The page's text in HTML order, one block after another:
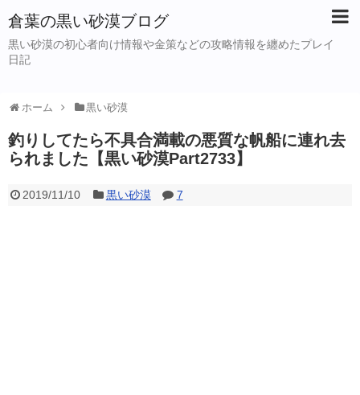
倉葉の黒い砂漠ブログ
黒い砂漠の初心者向け情報や金策などの攻略情報を纏めたプレイ
日記
ホーム 黒い砂漠
釣りしてたら不具合満載の悪質な帆船に連れ去
られました【黒い砂漠Part2733】
2019/11/10 黒い砂漠 7